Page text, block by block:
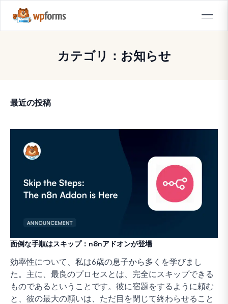
カテゴリ：お知らせ
最近の投稿
面倒な手順はスキップ：n8nアドオンが登場
効率性について、私は6歳の息子から多くを学びまし
た。主に、最良のプロセスとは、完全にスキップできる
ものであるということです。彼に宿題をするように頼む
と、彼の最大の願いは、ただ目を閉じて終わらせること